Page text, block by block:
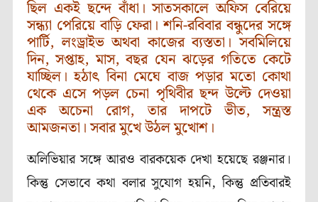
ছিল একই ছন্দে বাঁধা। সাতসকালে অফিস বেরিয়ে
সন্ধ্যা পেরিয়ে বাড়ি ফেরা। শনি-রবিবার বন্ধুদের সঙ্গে
পার্টি, লংড্রাইভ অথবা কাজের ব্যস্ততা। সবমিলিয়ে
দিন, সপ্তাহ, মাস, বছর যেন ঝড়ের গতিতে কেটে
যাচ্ছিল। হঠাৎ বিনা মেঘে বাজ পড়ার মতো কোথা
থেকে এসে পড়ল চেনা পৃথিবীর ছন্দ উল্টে দেওয়া
এক অচেনা রোগ, তার দাপটে ভীত, সন্ত্রস্ত
আমজনতা। সবার মুখে উঠল মুখোশ।
অলিভিয়ার সঙ্গে আরও বারকয়েক দেখা হয়েছে রঞ্জনার।
কিন্তু সেভাবে কথা বলার সুযোগ হয়নি, কিন্তু প্রতিবারই